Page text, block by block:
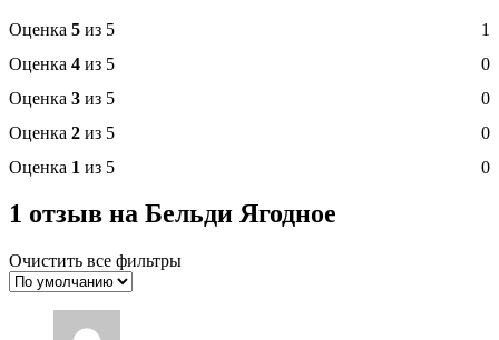
Оценка 5 из 5
1
Оценка 4 из 5
0
Оценка 3 из 5
0
Оценка 2 из 5
0
Оценка 1 из 5 0
1 отзыв на Бельди Ягодное
Очистить все фильтры